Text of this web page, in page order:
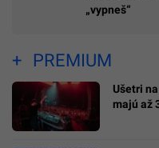
„vypneš“
PREMIUM
Ušetri
majú až